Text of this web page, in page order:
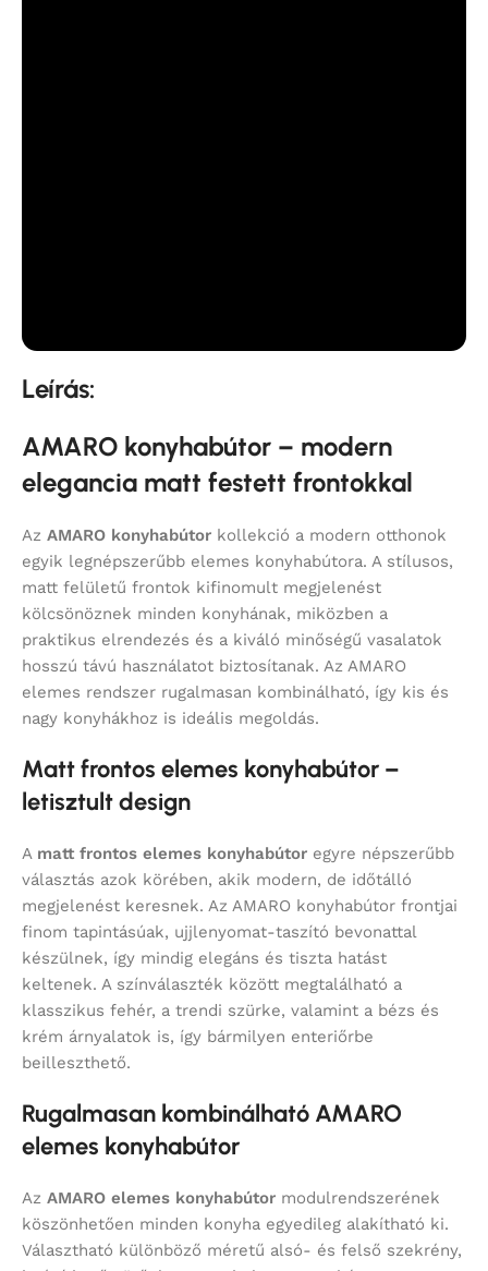
Leírás:
AMARO konyhabútor – modern
elegancia matt festett frontokkal
Az AMARO konyhabútor kollekció a modern otthonok
egyik legnépszerűbb elemes konyhabútora. A stílusos,
matt felületű frontok kifinomult megjelenést
kölcsönöznek minden konyhának, miközben a
praktikus elrendezés és a kiváló minőségű vasalatok
hosszú távú használatot biztosítanak. Az AMARO
elemes rendszer rugalmasan kombinálható, így kis és
nagy konyhákhoz is ideális megoldás.
Matt frontos elemes konyhabútor –
letisztult design
A matt frontos elemes konyhabútor egyre népszerűbb
választás azok körében, akik modern, de időtálló
megjelenést keresnek. Az AMARO konyhabútor frontjai
finom tapintásúak, ujjlenyomat-taszító bevonattal
készülnek, így mindig elegáns és tiszta hatást
keltenek. A színválaszték között megtalálható a
klasszikus fehér, a trendi szürke, valamint a bézs és
krém árnyalatok is, így bármilyen enteriőrbe
beilleszthető.
Rugalmasan kombinálható AMARO
elemes konyhabútor
Az AMARO elemes konyhabútor modulrendszerének
köszönhetően minden konyha egyedileg alakítható ki.
Választható különböző méretű alsó- és felső szekrény,